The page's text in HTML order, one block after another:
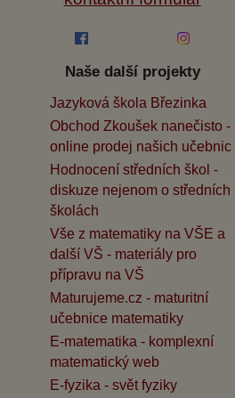
Naše další projekty
Jazyková škola Březinka
Obchod Zkoušek nanečisto -
online prodej našich učebnic
Hodnocení středních škol -
diskuze nejenom o středních
školách
Vše z matematiky na VŠE a
další VŠ - materiály pro
přípravu na VŠ
Maturujeme.cz - maturitní
učebnice matematiky
E-matematika - komplexní
matematický web
E-fyzika - svět fyziky